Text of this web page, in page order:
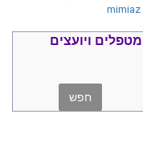
mimiaz
ויועצים